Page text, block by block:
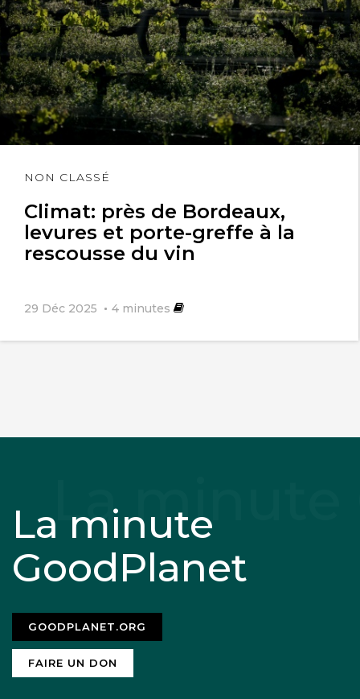
NON CLASSÉ
Climat: près de Bordeaux,
levures et porte-greffe à la
rescousse du vin
29 Déc 2025 4 minutes
Lire
La minute
GoodPlanet
GOODPLANET.ORG
FAIRE UN DON